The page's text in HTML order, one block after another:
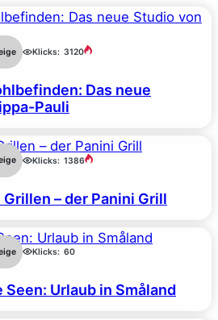
Klicks: 3120
Das neue
Pauli
Klicks: 1386
– der Panini Grill
Klicks: 60
Urlaub in Småland